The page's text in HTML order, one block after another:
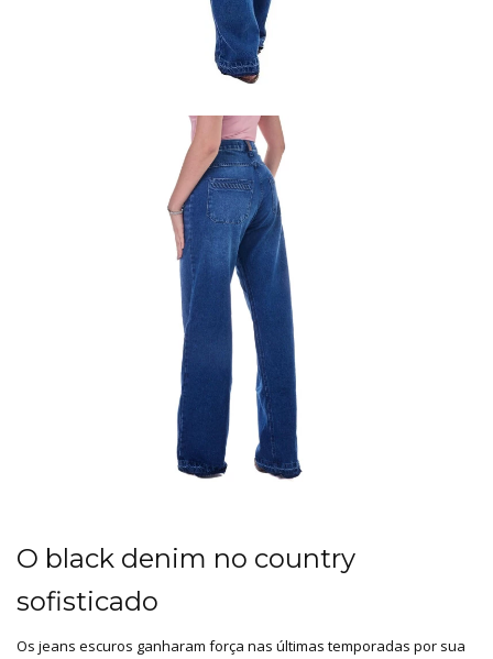
O black denim no country
sofisticado
Os jeans escuros ganharam força nas últimas temporadas por sua